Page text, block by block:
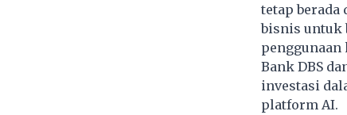
tetap
bisnis untuk
penggunaan
Bank DBS
investasi
platform AI.